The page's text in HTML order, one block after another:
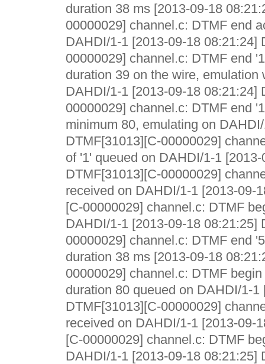
duration 38 ms [2013-09-18
00000029] channel.c: DTMF end
DAHDI/1-1 [2013-09-18 08:21:24]
00000029] channel.c: DTMF end
duration 39 on the wire, emulation
DAHDI/1-1 [2013-09-18 08:21:24]
00000029] channel.c: DTMF end
minimum 80, emulating on
DTMF[31013][C-00000029]
of '1' queued on DAHDI/1-1
DTMF[31013][C-00000029]
received on DAHDI/1-1 [2013-09-
[C-00000029] channel.c: DTMF
DAHDI/1-1 [2013-09-18 08:21:25]
00000029] channel.c: DTMF end
duration 38 ms [2013-09-18
00000029] channel.c: DTMF
duration 80 queued on DAHDI/1-1
DTMF[31013][C-00000029]
received on DAHDI/1-1 [2013-09-
[C-00000029] channel.c: DTMF
DAHDI/1-1 [2013-09-18 08:21:25]